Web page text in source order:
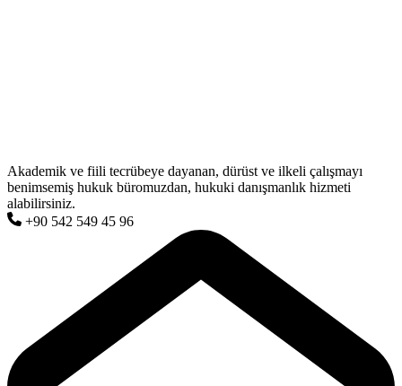
Akademik ve fiili tecrübeye dayanan, dürüst ve ilkeli çalışmayı
benimsemiş hukuk büromuzdan, hukuki danışmanlık hizmeti
alabilirsiniz.
+90 542 549 45 96